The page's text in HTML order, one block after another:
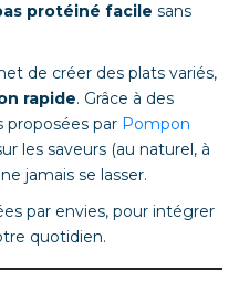
protéiné facile sans
de créer des plats variés,
rapide. Grâce à des
par Pompon
les saveurs (au naturel, à
jamais se lasser.
par envies, pour intégrer
quotidien.